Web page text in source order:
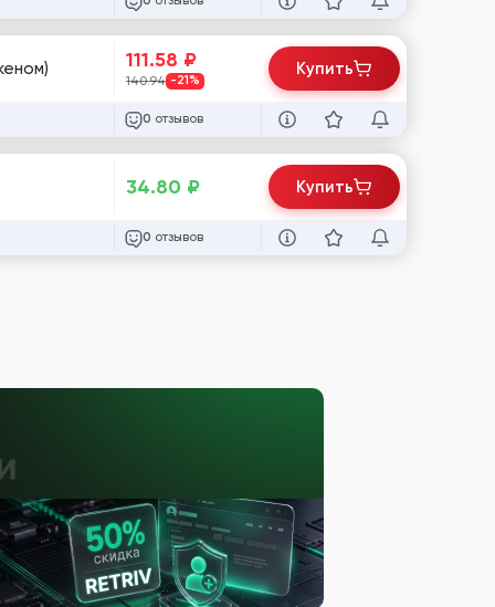
111.58 ₽
140.94 -21%
0 отзывов
Купить
34.80 ₽
0 отзывов
Купить